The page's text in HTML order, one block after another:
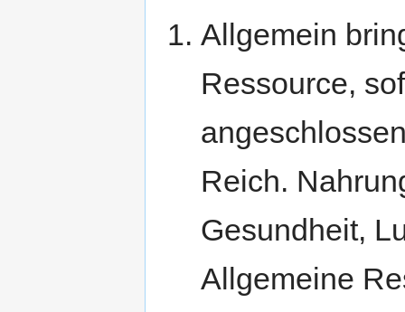
Allgemein
Ressource,
Reich.
Gesundheit,
Allgemeine